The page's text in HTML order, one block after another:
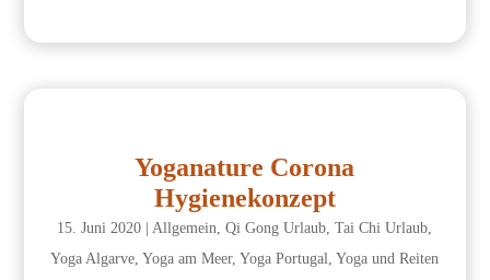
Yoganature Corona
Hygienekonzept
15. Juni 2020 |Allgemein,Qi Gong Urlaub,Tai Chi Urlaub,
Yoga Algarve,Yoga am Meer,Yoga Portugal,Yoga und Reiten